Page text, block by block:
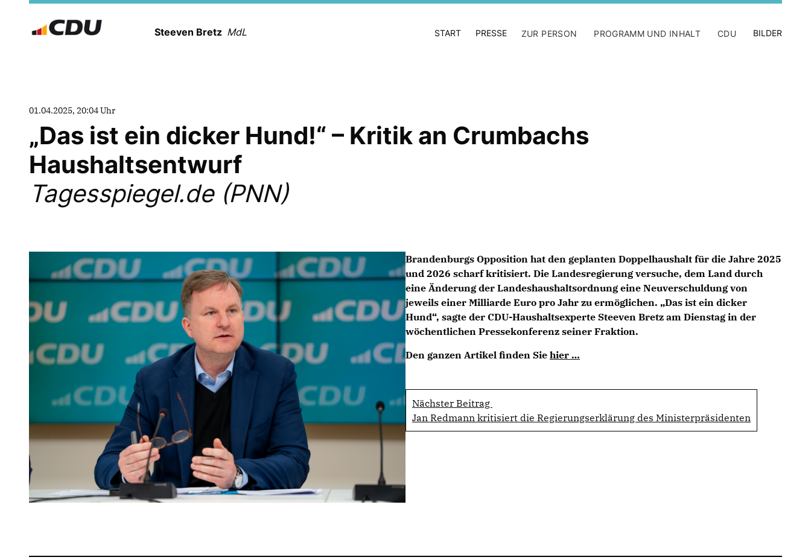
Steeven Bretz MdL START PRESSE ZUR PERSON PROGRAMM UND INHALT CDU BILDER
01.04.2025, 20:04 Uhr
Das ist ein dicker Hund!“ – Kritik an Crumbachs
Haushaltsentwurf
Tagesspiegel.de (PNN)
Brandenburgs Opposition hat den geplanten Doppelhaushalt für die Jahre 2025
und 2026 scharf kritisiert. Die Landesregierung versuche, dem Land durch
eine Änderung der Landeshaushaltsordnung eine Neuverschuldung von
jeweils einer Milliarde Euro pro Jahr zu ermöglichen. „Das ist ein dicker
Hund“, sagte der CDU-Haushaltsexperte Steeven Bretz am Dienstag in der
wöchentlichen Pressekonferenz seiner Fraktion.
Den ganzen Artikel finden Sie hier
Nächster Beitrag
Jan Redmann kritisiert die Regierungserklärung des Ministerpräsidenten